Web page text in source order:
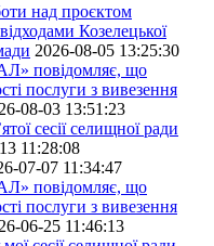
над проєктом
Козелецької
2026-08-05 13:25:30
повідомляє, що
послуги з вивезення
08-03 13:51:23
сесії селищної ради
11:28:08
07-07 11:34:47
повідомляє, що
послуги з вивезення
06-25 11:46:13